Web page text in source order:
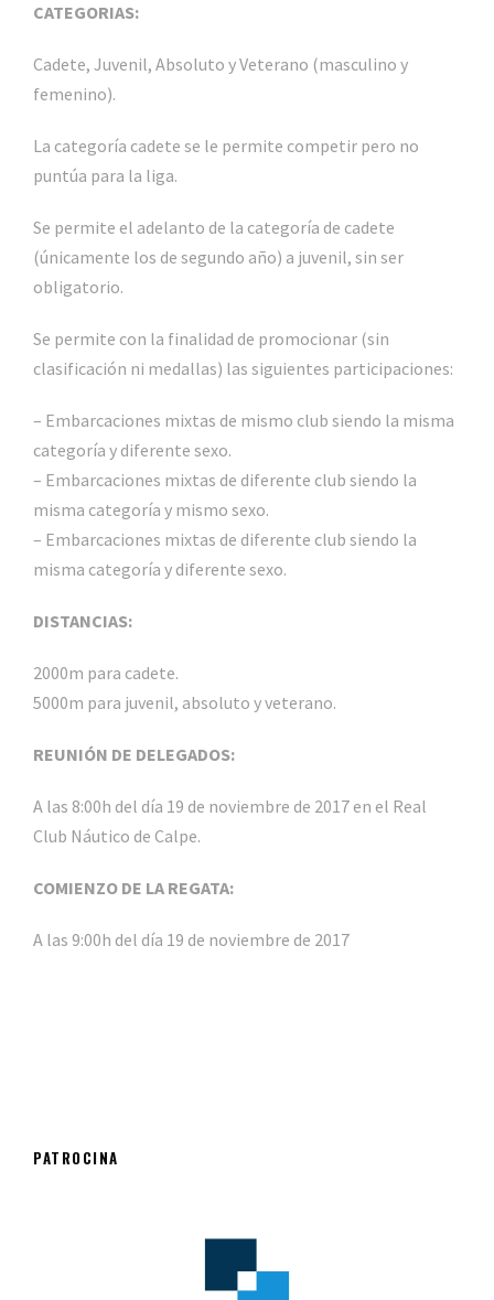
CATEGORIAS:
Cadete, Juvenil, Absoluto y Veterano (masculino y
femenino).
La categoría cadete se le permite competir pero no
puntúa para la liga.
Se permite el adelanto de la categoría de cadete
(únicamente los de segundo año) a juvenil, sin ser
obligatorio.
Se permite con la finalidad de promocionar (sin
clasificación ni medallas) las siguientes participaciones:
– Embarcaciones mixtas de mismo club siendo la misma
categoría y diferente sexo.
– Embarcaciones mixtas de diferente club siendo la
misma categoría y mismo sexo.
– Embarcaciones mixtas de diferente club siendo la
misma categoría y diferente sexo.
DISTANCIAS:
2000m para cadete.
5000m para juvenil, absoluto y veterano.
REUNIÓN DE DELEGADOS:
A las 8:00h del día 19 de noviembre de 2017 en el Real
Club Náutico de Calpe.
COMIENZO DE LA REGATA:
A las 9:00h del día 19 de noviembre de 2017
PATROCINA